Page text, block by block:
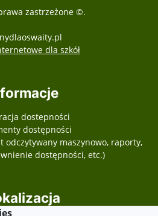
zastrzeżone ©.
dla szkółotwiera się w
dostepności
dostępności
odczytywany maszynowo, raporty,
dostępności, etc.)